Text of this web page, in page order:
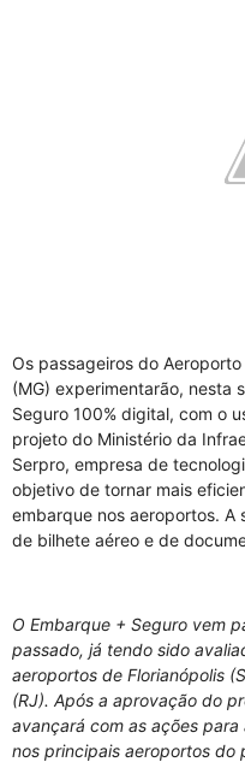
Os passageiros do
(MG) experimentarão, nesta
Seguro 100% digital, com o
projeto do Ministério da
Serpro, empresa de
objetivo de tornar mais
embarque nos aeroportos. A
de bilhete aéreo e de
O Embarque + Seguro vem
passado, já tendo sido
aeroportos de Florianópolis
(RJ). Após a aprovação do
avançará com as ações
nos principais aeroportos do